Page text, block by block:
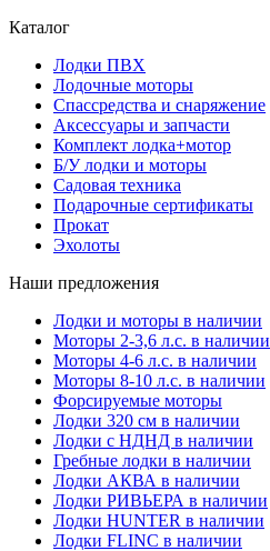
Каталог
Лодки ПВХ
Лодочные моторы
Спассредства и снаряжение
Аксессуары и запчасти
Комплект лодка+мотор
Б/У лодки и моторы
Садовая техника
Подарочные сертификаты
Прокат
Эхолоты
Наши предложения
Лодки и моторы в наличии
Моторы 2-3,6 л.с. в наличии
Моторы 4-6 л.с. в наличии
Моторы 8-10 л.с. в наличии
Форсируемые моторы
Лодки 320 см в наличии
Лодки с НДНД в наличии
Гребные лодки в наличии
Лодки АКВА в наличии
Лодки РИВЬЕРА в наличии
Лодки HUNTER в наличии
Лодки FLINC в наличии